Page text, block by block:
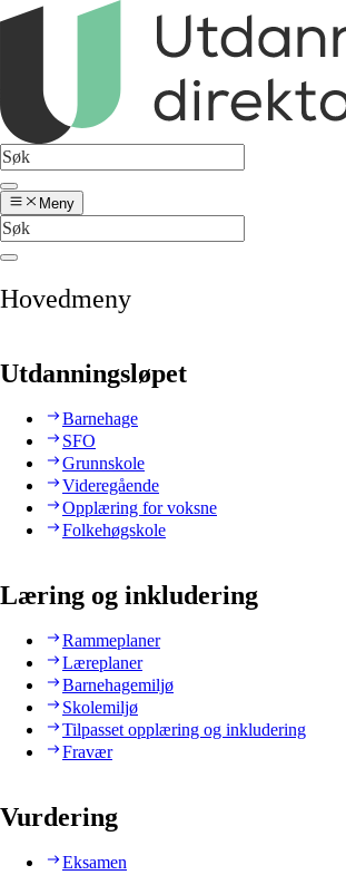
Meny
Hovedmeny
Utdanningsløpet
Barnehage
SFO
Grunnskole
Videregående
Opplæring for voksne
Folkehøgskole
Læring og inkludering
Rammeplaner
Læreplaner
Barnehagemiljø
Skolemiljø
Tilpasset opplæring og inkludering
Fravær
Vurdering
Eksamen